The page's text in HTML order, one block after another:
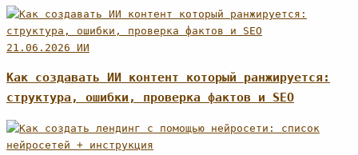
21.06.2026 ИИ
Как создавать ИИ контент который ранжируется:
структура, ошибки, проверка фактов и SEO